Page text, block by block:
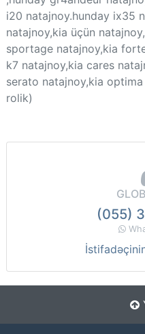
i20 natajnoy.hunday ix35
natajnoy,kia üçün
sportage natajnoy,kia
k7 natajnoy,kia cares
serato natajnoy,kia
rolik)
(055)